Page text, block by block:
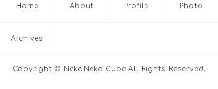
Home About Profile Photo
Archives
Copyright © NekoNeko Cube All Rights Reserved.